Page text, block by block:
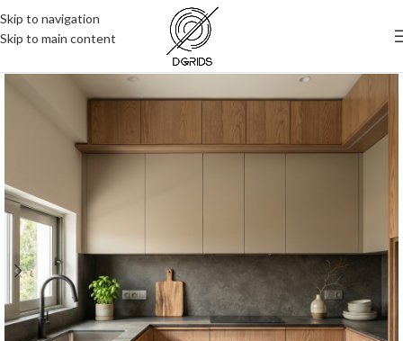
Skip to navigation
Skip to main content